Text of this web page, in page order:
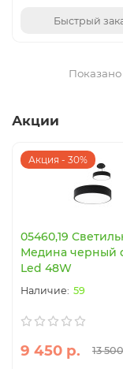
Быстрый
Показано
Акции
Акция - 30%
05460,19
Медина черный
Led 48W
59
9 450 р. 13